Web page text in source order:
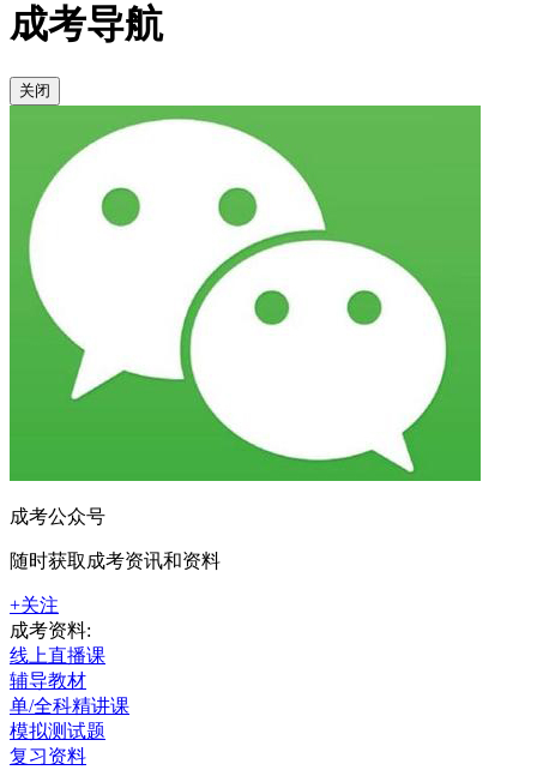
成考导航
关闭
成考公众号
随时获取成考资讯和资料
+关注
成考资料:
线上直播课
辅导教材
单/全科精讲课
模拟测试题
复习资料